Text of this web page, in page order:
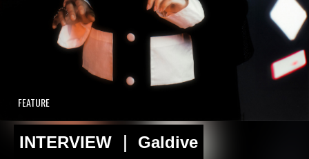
FEATURE
INTERVIEW ｜ Galdive